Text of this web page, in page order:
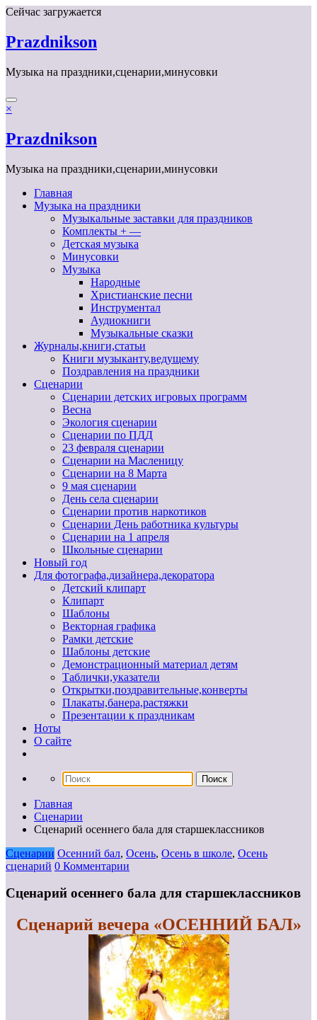
Перейти
содержимому
Сейчас загружается
Prazdnikson
Музыка на праздники,сценарии,минусовки
×
Prazdnikson
Музыка на праздники,сценарии,минусовки
Главная
Музыка на праздники
Музыкальные заставки для праздников
Комплекты + —
Детская музыка
Минусовки
Музыка
Народные
Христианские песни
Инструментал
Аудиокниги
Музыкальные сказки
Журналы,книги,статьи
Книги музыканту,ведущему
Поздравления на праздники
Сценарии
Сценарии детских игровых программ
Весна
Экология сценарии
Сценарии по ПДД
23 февраля сценарии
Сценарии на Масленицу
Сценарии на 8 Марта
9 мая сценарии
День села сценарии
Сценарии против наркотиков
Сценарии День работника культуры
Сценарии на 1 апреля
Школьные сценарии
Новый год
Для фотографа,дизайнера,декоратора
Детский клипарт
Клипарт
Шаблоны
Векторная графика
Рамки детские
Шаблоны детские
Демонстрационный материал детям
Таблички,указатели
Открытки,поздравительные,конверты
Плакаты,банера,растяжки
Презентации к праздникам
Ноты
О сайте
Главная
Сценарии
Cценарий осеннего бала для старшеклассников
Сценарии Осенний бал, Осень, Осень в школе, Осень
сценарий 0 Комментарии
Cценарий осеннего бала для старшеклассников
Сценарий вечера «ОСЕННИЙ БАЛ»